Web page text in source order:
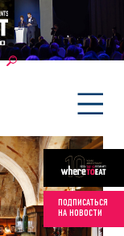
ПОДПИСАТЬСЯ
НА НОВОСТИ